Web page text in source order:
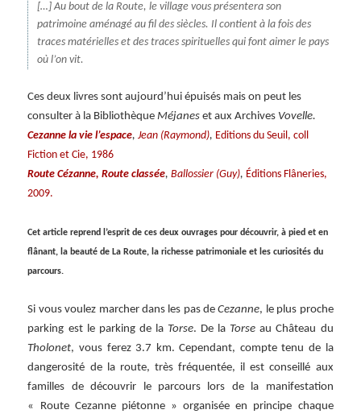
[…] Au bout de la Route, le village vous présentera son
patrimoine aménagé au fil des siècles. Il contient à la fois des
traces matérielles et des traces spirituelles qui font aimer le pays
où l’on vit.
Ces deux livres sont aujourd’hui épuisés mais on peut les
consulter à la BibliothèqueMéjanes et aux Archives Vovelle.
Cezanne la vie l’espace,Jean (Raymond), Editions du Seuil, coll
Fiction et Cie, 1986
Route Cézanne, Route classée,Ballossier (Guy), Éditions Flâneries,
2009.
Cet article reprend l’esprit de ces deux ouvrages pour découvrir, à pied et en
flânant, la beauté de La Route, la richesse patrimoniale et les curiosités du
parcours.
Si vous voulez marcher dans les pas deCezanne, le plus proche
parking est le parking de la Torse. De laTorse au Château du
Tholonet, vous ferez 3.7 km. Cependant, compte tenu de la
dangerosité de la route, très fréquentée, il est conseillé aux
familles de découvrir le parcours lors de la manifestation
« Route Cezanne piétonne » organisée en principe chaque